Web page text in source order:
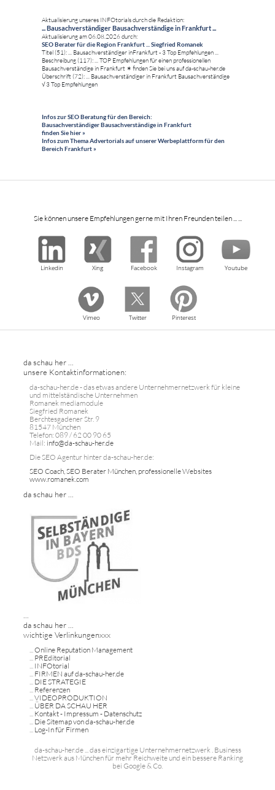
Aktualisierung unseres INFOtorials durch die Redaktion:
... Bausachverständiger Bausachverständige in Frankfurt ...
Aktualisierung am 06.08.2026 durch:
SEO Berater für die Region Frankfurt ... Siegfried Romanek
Titel (51): ... Bausachverständiger inFrankfurt - 3 Top Empfehlungen ...
Beschreibung (117): ... TOP Empfehlungen für einen professionellen
Bausachverständige in Frankfurt ✶ finden Sie bei uns auf da-schau-her.de
Überschrift (72): ... Bausachverständiger in Frankfurt Bausachverständige
√ 3 Top Empfehlungen
Infos zur SEO Beratung für den Bereich:
Bausachverständiger Bausachverständige in Frankfurt
finden Sie hier »
Infos zum Thema Advertorials auf unserer Werbeplattform für den
Bereich Frankfurt »
Sie können unsere Empfehlungen gerne mit Ihren Freunden teilen ... ...
Linkedin Xing Facebook Instagram Youtube
Vimeo Twitter Pinterest
da schau her ...
unsere Kontaktinformationen:
da-schau-her.de - das etwas andere Unternehmernetzwerk für kleine
und mittelständische Unternehmen
Romanek mediamodule
Siegfried Romanek
Berchtesgadener Str. 9
81547 München
Telefon: 089 / 62 00 90 65
Mail: info@da-schau-her.de
Die SEO Agentur hinter da-schau-her.de:
SEO Coach, SEO Berater München, professionelle Websites
www.romanek.com
da schau her ...
da schau her ...
wichtige Verlinkungenxxx
Online Reputation Management
PREditorial
INFOtorial
FIRMEN auf da-schau-her.de
DIE STRATEGIE
Referenzen
VIDEOPRODUKTION
ÜBER DA SCHAU HER
Kontakt - Impressum - Datenschutz
Die Sitemap von da-schau-her.de
Log-In für Firmen
da-schau-her.de ... das einzigartige Unternehmernetzwerk . Business
Netzwerk aus München für mehr Reichweite und ein bessere Ranking
bei Google & Co.